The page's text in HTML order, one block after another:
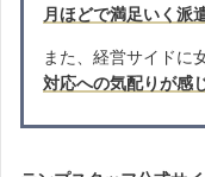
月ほどで満足いく派
また、経営サイドに
対応への気配りが感